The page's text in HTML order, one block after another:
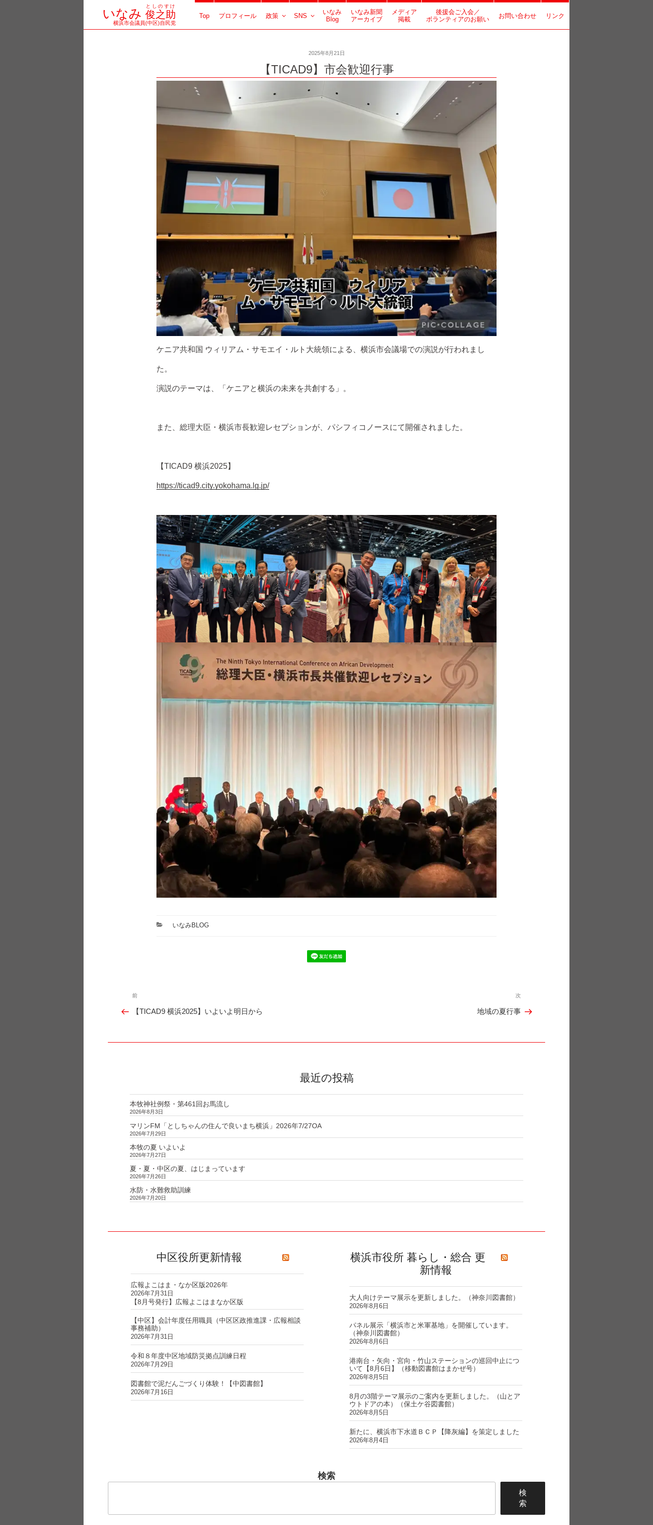
ン
いなみ 俊之助
としのすけ
横浜市会議員(中区)自民党
Top プロフィール 政策 SNS
いなみ
Blog
いなみ新聞
アーカイブ
メディア
掲載
後援会ご入会／
ボランティアのお願い
お問い合わせ リンク
2025年8月21日
【TICAD9】市会歓迎行事
ケニア共和国 ウィリアム・サモエイ・ルト大統領による、横浜市会議場での演説が行われまし
た。
演説のテーマは、「ケニアと横浜の未来を共創する」。
また、総理大臣・横浜市長歓迎レセプションが、パシフィコノースにて開催されました。
【TICAD9 横浜2025】
https://ticad9.city.yokohama.lg.jp/
カ
いなみBLOG
ナ
ゲ
ン
過
去
前
【TICAD9 横浜2025】いよいよ明日から
次
地域の夏行事
最近の投稿
本牧神社例祭・第461回お馬流し
2026年8月3日
マリンFM「としちゃんの住んで良いまち横浜」2026年7/27OA
2026年7月29日
本牧の夏 いよいよ
2026年7月27日
夏・夏・中区の夏、はじまっています
2026年7月26日
水防・水難救助訓練
2026年7月20日
中区役所更新情報
広報よこはま・なか区版2026年
2026年7月31日
【8月号発行】広報よこはまなか区版
【中区】会計年度任用職員（中区区政推進課・広報相談
事務補助）
2026年7月31日
令和８年度中区地域防災拠点訓練日程
2026年7月29日
図書館で泥だんごづくり体験！【中図書館】
2026年7月16日
横浜市役所 暮らし・総合 更
新情報
大人向けテーマ展示を更新しました。（神奈川図書館）
2026年8月6日
パネル展示「横浜市と米軍基地」を開催しています。
（神奈川図書館）
2026年8月6日
港南台・矢向・宮向・竹山ステーションの巡回中止につ
いて【8月6日】（移動図書館はまかぜ号）
2026年8月5日
8月の3階テーマ展示のご案内を更新しました。（山とア
ウトドアの本）（保土ケ谷図書館）
2026年8月5日
新たに、横浜市下水道ＢＣＰ【降灰編】を策定しました
2026年8月4日
検索
検
索